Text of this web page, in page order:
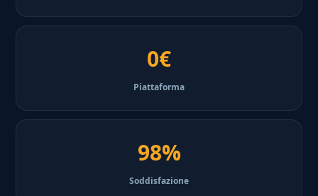
0€
Piattaforma
98%
Soddisfazione